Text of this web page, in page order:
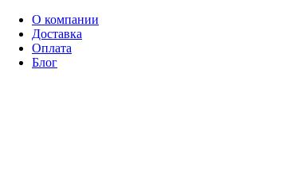
О компании
Доставка
Оплата
Блог